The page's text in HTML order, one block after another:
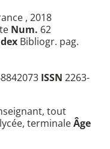
, 2018
Num. 62
Bibliogr. pag.
ISSN 2263-
tout
terminaleÂge